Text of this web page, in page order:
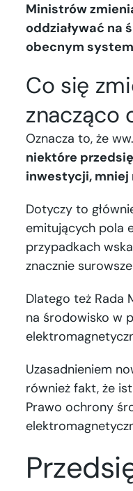
Ministrów
oddziaływać na
obecnym
Co się
znacząco
Oznacza to, że ww.
niektóre
inwestycji, mniej
Dotyczy to
emitujących pola
przypadkach
znacznie
Dlatego też Rada
na środowisko w
Uzasadnieniem
również fakt, że
Prawo ochrony